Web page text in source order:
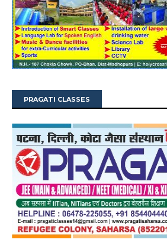
PRAGATI CLASSES